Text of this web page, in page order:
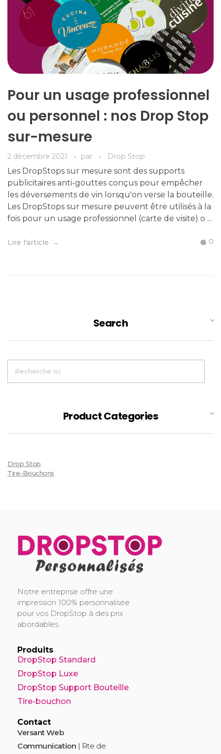
Pour un usage professionnel
ou personnel : nos Drop Stop
sur-mesure
2 décembre 2021 par Drop Stop
Les DropStops sur mesure sont des supports
publicitaires anti-gouttes conçus pour empêcher
les déversements de vin lorsqu'on verse la bouteille.
Les DropStops sur mesure peuvent être utilisés à la
fois pour un usage professionnel (carte de visite) o ...
Lire l'article 0
Search
Product Categories
Drop Stop
Tire-Bouchons
Notre entreprise offre une
impression 100% personnalisée
pour vos DropStop à des prix
abordables.
Produits
DropStop Standard
DropStop Luxe
DropStop Support Bouteille
Tire-bouchon
Contact
Versant Web
Communication | Rte de